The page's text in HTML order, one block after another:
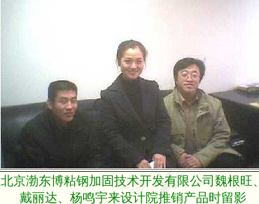
北京渤东博粘钢加固技术开发有限公司魏根旺、
戴丽达、杨鸣宇来设计院推销产品时留影